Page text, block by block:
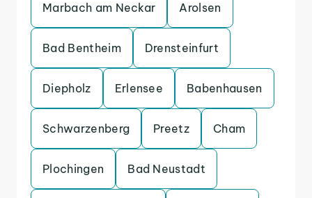
Marbach am Neckar Arolsen
Bad Bentheim Drensteinfurt
Diepholz Erlensee Babenhausen
Schwarzenberg Preetz Cham
Plochingen Bad Neustadt